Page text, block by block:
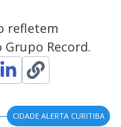
refletem
Record.
CIDADE ALERTA CURITIBA